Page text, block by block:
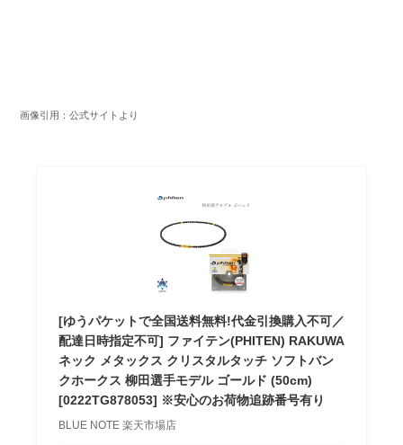
画像引用：公式サイトより
[ゆうパケットで全国送料無料!代金引換購入不可／
配達日時指定不可] ファイテン(PHITEN) RAKUWA
ネック メタックス クリスタルタッチ ソフトバン
クホークス 柳田選手モデル ゴールド (50cm)
[0222TG878053] ※安心のお荷物追跡番号有り
BLUE NOTE 楽天市場店